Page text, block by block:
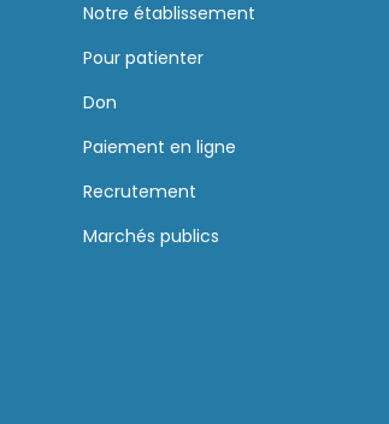
Notre établissement
Pour patienter
Don
Paiement en ligne
Recrutement
Marchés publics